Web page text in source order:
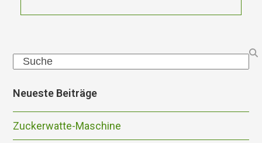
Search
Neueste Beiträge
Zuckerwatte-Maschine